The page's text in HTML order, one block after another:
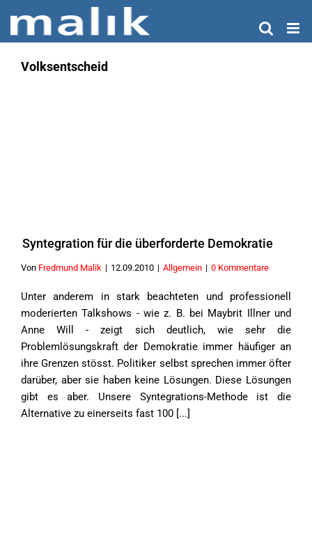
Inhalt
springen
Volksentscheid
Syntegration für die überforderte Demokratie
Von Fredmund Malik | 12.09.2010 | Allgemein | 0 Kommentare
Unter anderem in stark beachteten und professionell
moderierten Talkshows - wie z. B. bei Maybrit Illner und
Anne Will - zeigt sich deutlich, wie sehr die
Problemlösungskraft der Demokratie immer häufiger an
ihre Grenzen stösst. Politiker selbst sprechen immer öfter
darüber, aber sie haben keine Lösungen. Diese Lösungen
gibt es aber. Unsere Syntegrations-Methode ist die
Alternative zu einerseits fast 100 [...]